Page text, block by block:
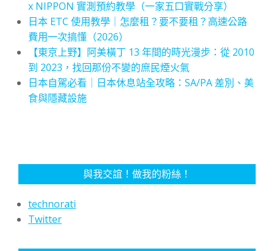
x NIPPON 實測預約教學（一家五口實戰分享）
日本 ETC 使用教學｜怎麼租？要不要租？高速公路
費用一次搞懂（2026）
【東京上野】阿美橫丁 13 年間的時光漫步：從 2010
到 2023，找回那份不變的庶民煙火氣
日本自駕必看｜日本休息站全攻略：SA/PA 差別、美
食與隱藏設施
與我交誼！做我的粉絲！
technorati
Twitter